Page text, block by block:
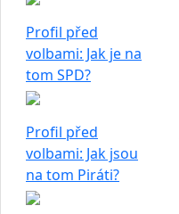
Profil před
volbami: Jak je na
tom SPD?
Profil před
volbami: Jak jsou
na tom Piráti?